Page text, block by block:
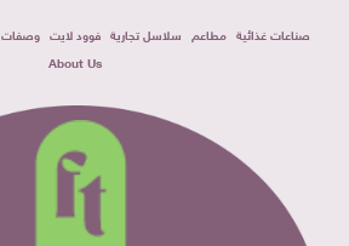
صناعات غذائية مطاعم سلاسل تجارية فوود لايت وصفات
About Us